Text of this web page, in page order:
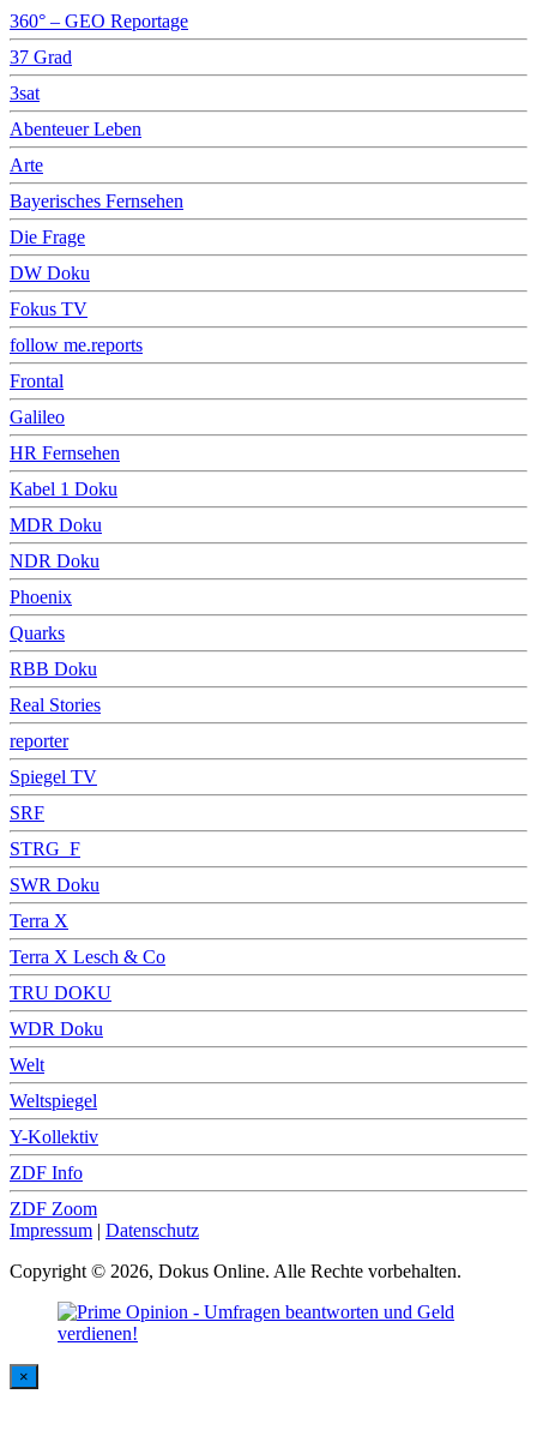
360° – GEO Reportage
37 Grad
3sat
Abenteuer Leben
Arte
Bayerisches Fernsehen
Die Frage
DW Doku
Fokus TV
follow me.reports
Frontal
Galileo
HR Fernsehen
Kabel 1 Doku
MDR Doku
NDR Doku
Phoenix
Quarks
RBB Doku
Real Stories
reporter
Spiegel TV
SRF
STRG_F
SWR Doku
Terra X
Terra X Lesch & Co
TRU DOKU
WDR Doku
Welt
Weltspiegel
Y-Kollektiv
ZDF Info
ZDF Zoom
Impressum | Datenschutz
Copyright © 2026, Dokus Online. Alle Rechte vorbehalten.
×